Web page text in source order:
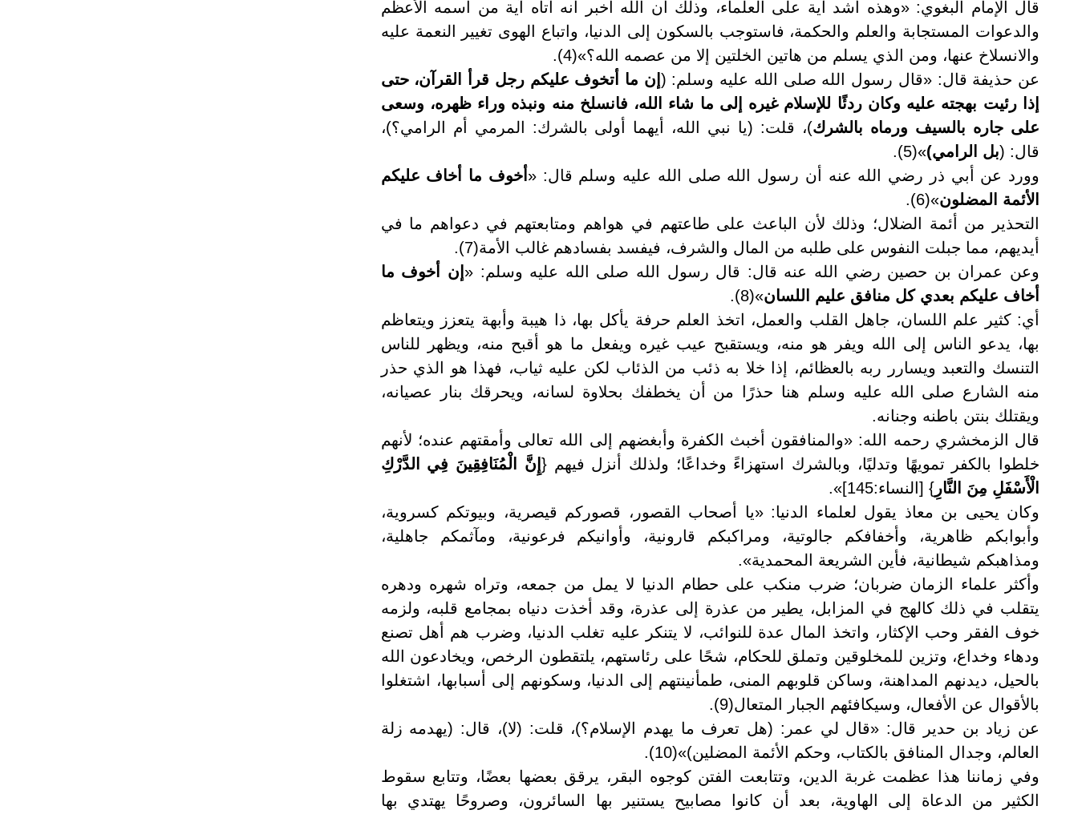
قال الإمام البغوي: «وهذه أشد آية على العلماء، وذلك أن الله أخبر أنه آتاه آية من اسمه الأعظم
والدعوات المستجابة والعلم والحكمة، فاستوجب بالسكون إلى الدنيا، واتباع الهوى تغيير النعمة عليه
والانسلاخ عنها، ومن الذي يسلم من هاتين الخلتين إلا من عصمه الله؟»(4).
عن حذيفة قال: «قال رسول الله صلى الله عليه وسلم: ( إن ما أتخوف عليكم رجل قرأ القرآن، حتى
إذا رئيت بهجته عليه وكان ردئًا للإسلام غيره إلى ما شاء الله، فانسلخ منه ونبذه وراء ظهره، وسعى
على جاره بالسيف ورماه بالشرك)، قلت: (يا نبي الله، أيهما أولى بالشرك: المرمي أم الرامي؟)،
قال: (بل الرامي)»(5).
وورد عن أبي ذر رضي الله عنه أن رسول الله صلى الله عليه وسلم قال: « أخوف ما أخاف عليكم
الأئمة المضلون»(6).
التحذير من أئمة الضلال؛ وذلك لأن الباعث على طاعتهم في هواهم ومتابعتهم في دعواهم ما في
أيديهم، مما جبلت النفوس على طلبه من المال والشرف، فيفسد بفسادهم غالب الأمة(7).
وعن عمران بن حصين رضي الله عنه قال: قال رسول الله صلى الله عليه وسلم: « إن أخوف ما
أخاف عليكم بعدي كل منافق عليم اللسان»(8).
أي: كثير علم اللسان، جاهل القلب والعمل، اتخذ العلم حرفة يأكل بها، ذا هيبة وأبهة يتعزز ويتعاظم
بها، يدعو الناس إلى الله ويفر هو منه، ويستقبح عيب غيره ويفعل ما هو أقبح منه، ويظهر للناس
التنسك والتعبد ويسارر ربه بالعظائم، إذا خلا به ذئب من الذئاب لكن عليه ثياب، فهذا هو الذي حذر
منه الشارع صلى الله عليه وسلم هنا حذرًا من أن يخطفك بحلاوة لسانه، ويحرقك بنار عصيانه،
ويقتلك بنتن باطنه وجنانه.
قال الزمخشري رحمه الله: «والمنافقون أخبث الكفرة وأبغضهم إلى الله تعالى وأمقتهم عنده؛ لأنهم
خلطوا بالكفر تمويهًا وتدليًا، وبالشرك استهزاءً وخداعًا؛ ولذلك أنزل فيهم { إِنَّ الْمُنَافِقِينَ فِي الدَّرْكِ
الْأَسْفَلِ مِنَ النَّارِ } [النساء:145]».
وكان يحيى بن معاذ يقول لعلماء الدنيا: «يا أصحاب القصور، قصوركم قيصرية، وبيوتكم كسروية،
وأبوابكم ظاهرية، وأخفافكم جالوتية، ومراكبكم قارونية، وأوانيكم فرعونية، ومآثمكم جاهلية،
ومذاهبكم شيطانية، فأين الشريعة المحمدية».
وأكثر علماء الزمان ضربان؛ ضرب منكب على حطام الدنيا لا يمل من جمعه، وتراه شهره ودهره
يتقلب في ذلك كالهج في المزابل، يطير من عذرة إلى عذرة، وقد أخذت دنياه بمجامع قلبه، ولزمه
خوف الفقر وحب الإكثار، واتخذ المال عدة للنوائب، لا يتنكر عليه تغلب الدنيا، وضرب هم أهل تصنع
ودهاء وخداع، وتزين للمخلوقين وتملق للحكام، شحًا على رئاستهم، يلتقطون الرخص، ويخادعون الله
بالحيل، ديدنهم المداهنة، وساكن قلوبهم المنى، طمأنينتهم إلى الدنيا، وسكونهم إلى أسبابها، اشتغلوا
بالأقوال عن الأفعال، وسيكافئهم الجبار المتعال(9).
عن زياد بن حدير قال: «قال لي عمر: (هل تعرف ما يهدم الإسلام؟)، قلت: (لا)، قال: (يهدمه زلة
العالم، وجدال المنافق بالكتاب، وحكم الأئمة المضلين)»(10).
وفي زماننا هذا عظمت غربة الدين، وتتابعت الفتن كوجوه البقر، يرقق بعضها بعضًا، وتتابع سقوط
الكثير من الدعاة إلى الهاوية، بعد أن كانوا مصابيح يستنير بها السائرون، وصروحًا يهتدي بها